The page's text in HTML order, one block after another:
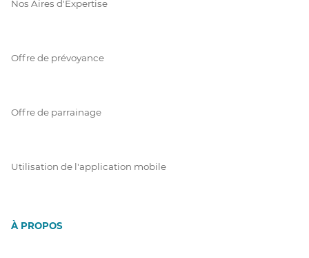
Nos Aires d'Expertise
Offre de prévoyance
Offre de parrainage
Utilisation de l'application mobile
À PROPOS